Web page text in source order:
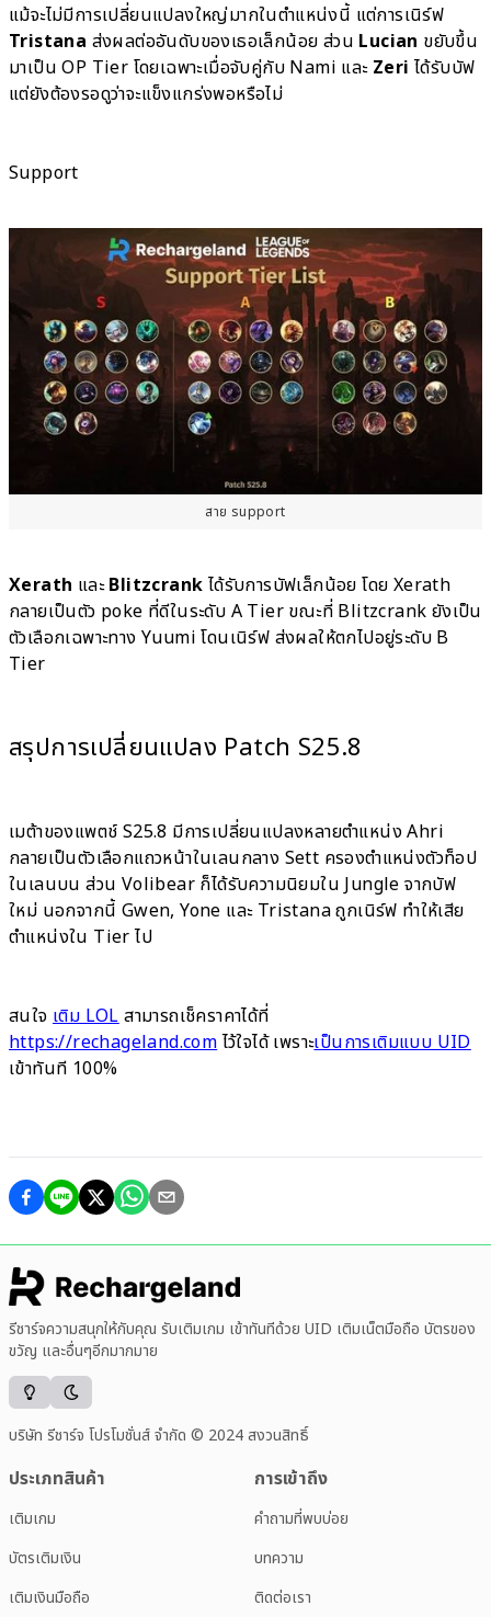
แม้จะไม่มีการเปลี่ยนแปลงใหญ่มากในตำแหน่งนี้ แต่การเนิร์ฟ
Tristana ส่งผลต่ออันดับของเธอเล็กน้อย ส่วน Lucian ขยับขึ้น
มาเป็น OP Tier โดยเฉพาะเมื่อจับคู่กับ Nami และ Zeri ได้รับบัฟ
แต่ยังต้องรอดูว่าจะแข็งแกร่งพอหรือไม่
Support
สาย support
Xerath และBlitzcrank ได้รับการบัฟเล็กน้อย โดย Xerath
กลายเป็นตัว poke ที่ดีในระดับ A Tier ขณะที่ Blitzcrank ยังเป็น
ตัวเลือกเฉพาะทาง Yuumi โดนเนิร์ฟ ส่งผลให้ตกไปอยู่ระดับ B
Tier
สรุปการเปลี่ยนแปลง Patch S25.8
เมต้าของแพตช์ S25.8 มีการเปลี่ยนแปลงหลายตำแหน่ง Ahri
กลายเป็นตัวเลือกแถวหน้าในเลนกลาง Sett ครองตำแหน่งตัวท็อป
ในเลนบน ส่วน Volibear ก็ได้รับความนิยมใน Jungle จากบัฟ
ใหม่ นอกจากนี้ Gwen, Yone และ Tristana ถูกเนิร์ฟ ทำให้เสีย
ตำแหน่งใน Tier ไป
สนใจ เติม LOL สามารถเช็คราคาได้ที่
https://rechageland.com ไว้ใจได้ เพราะเป็นการเติมแบบ UID
เข้าทันที 100%
รีชาร์จความสนุกให้กับคุณ รับเติมเกม เข้าทันทีด้วย UID เติมเน็ตมือถือ บัตรของ
ขวัญ และอื่นๆอีกมากมาย
บริษัท รีชาร์จ โปรโมชั่นส์ จำกัด © 2024 สงวนสิทธิ์
ประเภทสินค้า
เติมเกม
บัตรเติมเงิน
เติมเงินมือถือ
การเข้าถึง
คำถามที่พบบ่อย
บทความ
ติดต่อเรา